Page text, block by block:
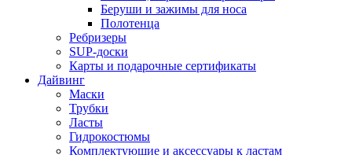
Беруши и зажимы для носа
Полотенца
Ребризеры
SUP-доски
Карты и подарочные сертификаты
Дайвинг
Маски
Трубки
Ласты
Гидрокостюмы
Комплектующие и аксессуары к ластам